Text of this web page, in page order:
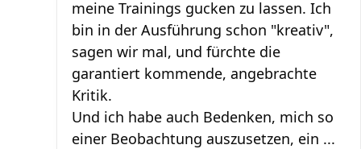
meine Trainings gucken zu lassen. Ich
bin in der Ausführung schon "kreativ",
sagen wir mal, und fürchte die
garantiert kommende, angebrachte
Kritik.
Und ich habe auch Bedenken, mich so
einer Beobachtung auszusetzen, ein ...